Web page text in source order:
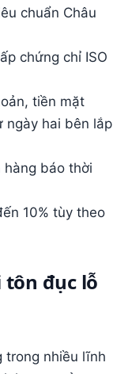
chuẩn Châu
chứng chỉ ISO
tiền mặt
ngày hai bên lắp
hàng báo thời
10% tùy theo
đục lỗ
trong nhiều lĩnh